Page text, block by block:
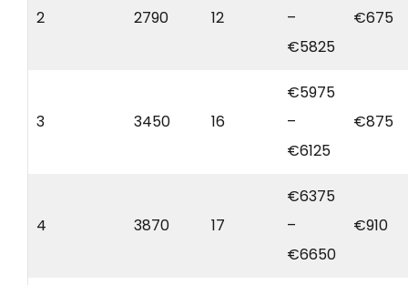
2 2790 12
–
€5825
€675
3 3450 16
€5975
–
€6125
€875
4 3870 17
€6375
–
€6650
€910